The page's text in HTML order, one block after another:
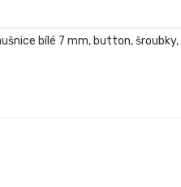
bílé 7 mm, button,